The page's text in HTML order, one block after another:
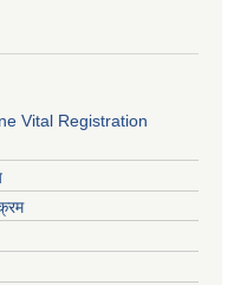
Vital Registration